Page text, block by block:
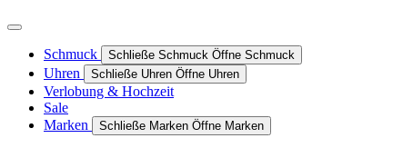
Schmuck Schließe Schmuck Öffne Schmuck
Uhren Schließe Uhren Öffne Uhren
Verlobung & Hochzeit
Sale
Marken
Schließe Marken Öffne Marken